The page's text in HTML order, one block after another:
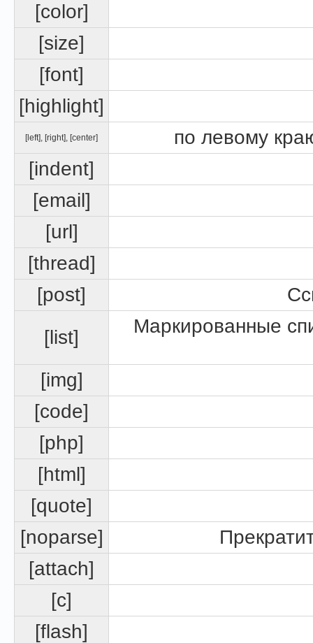
[color]
[size]
[font]
[highlight]
[left], [right], [center]
по левому
[indent]
[email]
[url]
[thread]
[post]
[list]
Маркированные
[img]
[code]
[php]
[html]
[quote]
[noparse]
[attach]
[c]
[flash]